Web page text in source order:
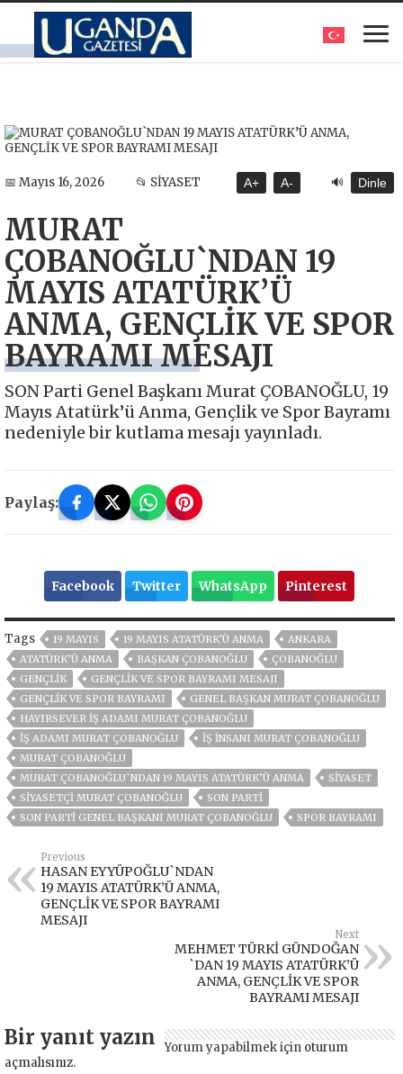
📅 Mayıs 16, 2026 📂 SİYASET A+ A- 🔊 Dinle
MURAT
ÇOBANOĞLU`NDAN 19
MAYIS ATATÜRK’Ü
ANMA, GENÇLİK VE SPOR
BAYRAMI MESAJI
SON Parti Genel Başkanı Murat ÇOBANOĞLU, 19
Mayıs Atatürk’ü Anma, Gençlik ve Spor Bayramı
nedeniyle bir kutlama mesajı yayınladı.
Paylaş:
Facebook Twitter WhatsApp Pinterest
Tags 19 MAYIS 19 MAYIS ATATÜRK'Ü ANMA
ANKARA
ATATÜRK’Ü ANMA
BAŞKAN ÇOBANOĞLU
ÇOBANOĞLU
GENÇLIK
GENÇLİK VE SPOR BAYRAMI MESAJI
GENÇLIK VE SPOR BAYRAMI
GENEL BAŞKAN MURAT ÇOBANOĞLU
HAYIRSEVER IŞ ADAMI MURAT ÇOBANOĞLU
IŞ ADAMI MURAT ÇOBANOĞLU
IŞ INSANI MURAT ÇOBANOĞLU
MURAT ÇOBANOĞLU
MURAT ÇOBANOĞLU`NDAN 19 MAYIS ATATÜRK’Ü ANMA
SİYASET
SIYASETÇI MURAT ÇOBANOĞLU
SON PARTI
SON PARTI GENEL BAŞKANI MURAT ÇOBANOĞLU
SPOR BAYRAMI
Previous
HASAN EYYÜPOĞLU`NDAN
19 MAYIS ATATÜRK’Ü ANMA,
GENÇLİK VE SPOR BAYRAMI
MESAJI
Next
MEHMET TÜRKİ GÜNDOĞAN
`DAN 19 MAYIS ATATÜRK’Ü
ANMA, GENÇLİK VE SPOR
BAYRAMI MESAJI
Bir yanıt yazın Yorum yapabilmek için oturum
açmalısınız.